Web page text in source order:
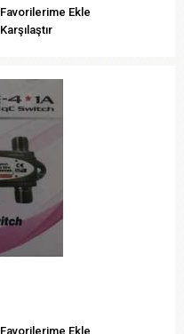
Favorilerime Ekle
Karşılaştır
Favorilerime Ekle